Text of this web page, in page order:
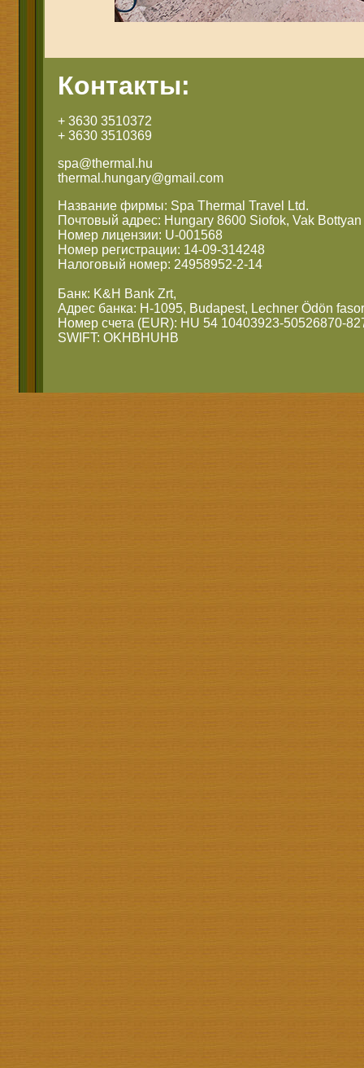
Контакты:
+ 3630 3510372
+ 3630 3510369
spa@thermal.hu
thermal.hungary@gmail.com
Название фирмы: Spa Thermal Travel Ltd.
Почтовый адрес: Hungary 8600 Siofok, Vak Bottyan
Номер лицензии: U-001568
Номер регистрации: 14-09-314248
Налоговый номер: 24958952-2-14
Банк: K&H Bank Zrt,
Адрес банка: H-1095, Budapest, Lechner Ödön
Номер счета (EUR): HU 54 10403923-50526870-
SWIFT: OKHBHUHB